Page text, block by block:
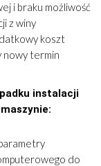
i braku możliwość
z winy
koszt
nowy termin
instalacji
do